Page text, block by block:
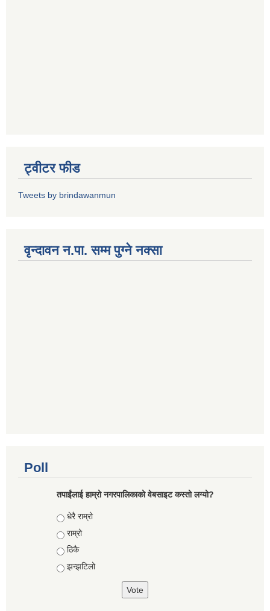
ट्वीटर फीड
Tweets by brindawanmun
वृन्दावन न.पा. सम्म पुग्ने नक्सा
Poll
तपाईंलाई हाम्रो नगरपालिकाको वेबसाइट कस्तो लग्यो?
Choices
धेरै राम्रो
राम्रो
ठिकै
झन्झटिलो